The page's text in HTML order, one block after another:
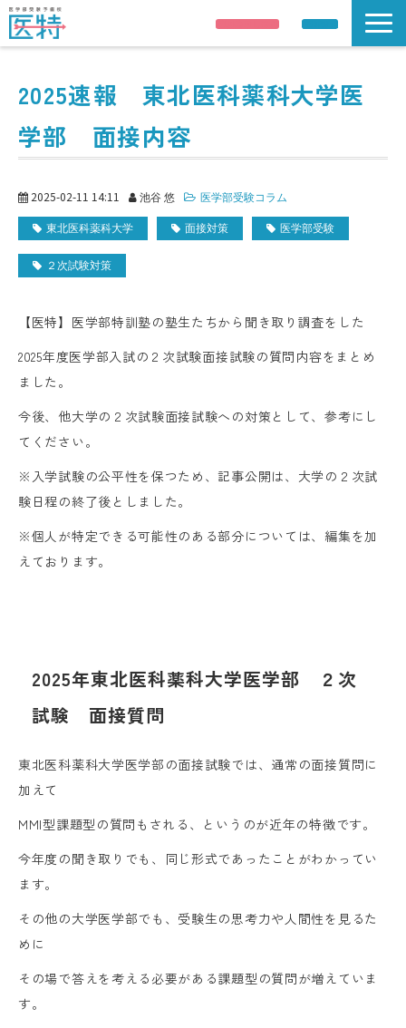
説明会申し込み 資料請求
解答速報
講師紹介
合格実績
医学部受験情報
コース案内
2025速報 東北医科薬科大学医
学部 面接内容
2025-02-11 14:11 池谷 悠 医学部受験コラム
東北医科薬科大学 面接対策 医学部受験
２次試験対策
【医特】医学部特訓塾の塾生たちから聞き取り調査をした
2025年度医学部入試の２次試験面接試験の質問内容をまとめ
ました。
今後、他大学の２次試験面接試験への対策として、参考にし
てください。
※入学試験の公平性を保つため、記事公開は、大学の２次試
験日程の終了後としました。
※個人が特定できる可能性のある部分については、編集を加
えております。
2025年東北医科薬科大学医学部 ２次
試験 面接質問
東北医科薬科大学医学部の面接試験では、通常の面接質問に
加えて
MMI型課題型の質問もされる、というのが近年の特徴です。
今年度の聞き取りでも、同じ形式であったことがわかってい
ます。
その他の大学医学部でも、受験生の思考力や人間性を見るた
めに
その場で答えを考える必要がある課題型の質問が増えていま
す。